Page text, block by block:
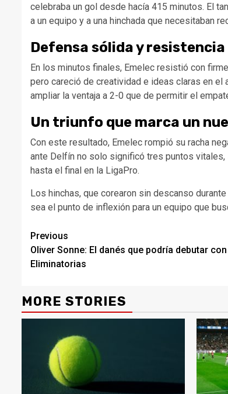
celebraba un gol desde hacía 415 minutos. El
a un equipo y a una hinchada que necesitaban
Defensa sólida y resistencia
En los minutos finales, Emelec resistió con
pero careció de creatividad e ideas claras en
ampliar la ventaja a 2-0 que de permitir el
Un triunfo que marca un
Con este resultado, Emelec rompió su racha
ante Delfín no solo significó tres puntos
hasta el final en la LigaPro.
Los hinchas, que corearon sin descanso
sea el punto de inflexión para un equipo que
Continue
Reading
Previous
Oliver Sonne: El danés que podría debutar
Eliminatorias
MORE STORIES